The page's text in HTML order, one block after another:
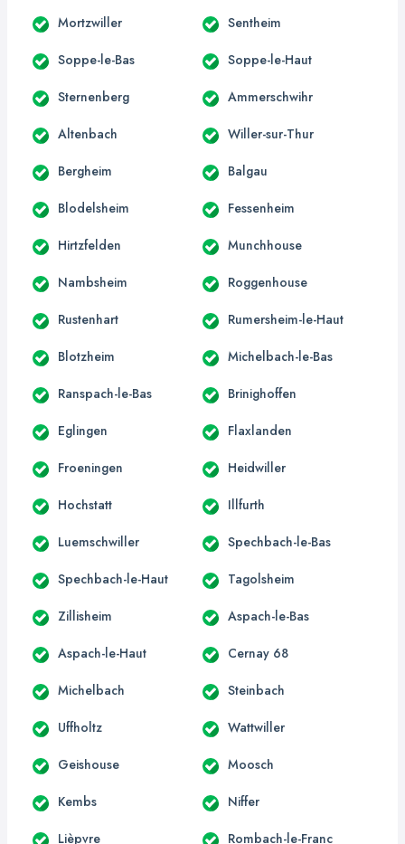
Mortzwiller Sentheim
Soppe-le-Bas Soppe-le-Haut
Sternenberg Ammerschwihr
Altenbach Willer-sur-Thur
Bergheim Balgau
Blodelsheim Fessenheim
Hirtzfelden Munchhouse
Nambsheim Roggenhouse
Rustenhart Rumersheim-le-Haut
Blotzheim Michelbach-le-Bas
Ranspach-le-Bas Brinighoffen
Eglingen Flaxlanden
Froeningen Heidwiller
Hochstatt Illfurth
Luemschwiller Spechbach-le-Bas
Spechbach-le-Haut Tagolsheim
Zillisheim Aspach-le-Bas
Aspach-le-Haut Cernay 68
Michelbach Steinbach
Uffholtz Wattwiller
Geishouse Moosch
Kembs Niffer
Lièpvre Rombach-le-Franc